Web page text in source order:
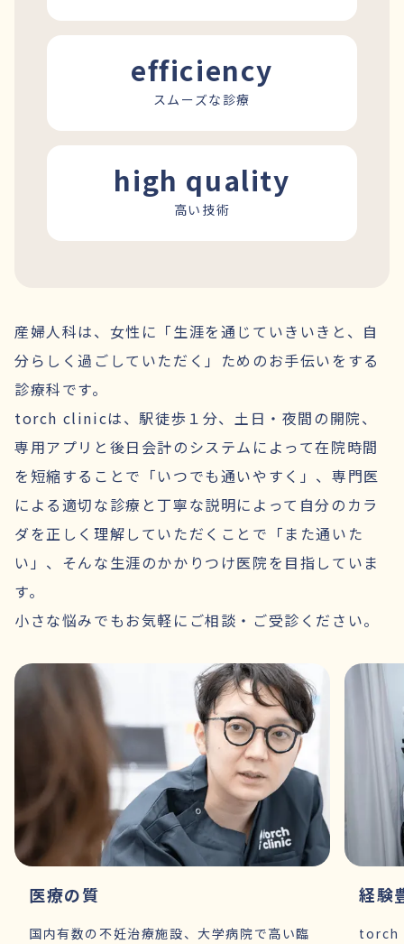
efficiency
スムーズな診療
high quality
高い技術
産婦人科は、女性に「生涯を通じていきいきと、自
分らしく過ごしていただく」ためのお手伝いをする
診療科です。
torch clinicは、駅徒歩１分、土日・夜間の開院、
専用アプリと後日会計のシステムによって在院時間
を短縮することで「いつでも通いやすく」、専門医
による適切な診療と丁寧な説明によって自分のカラ
ダを正しく理解していただくことで「また通いた
い」、そんな生涯のかかりつけ医院を目指していま
す。
小さな悩みでもお気軽にご相談・ご受診ください。
医療の質
国内有数の不妊治療施設、大学病院で高い臨
経験
torch